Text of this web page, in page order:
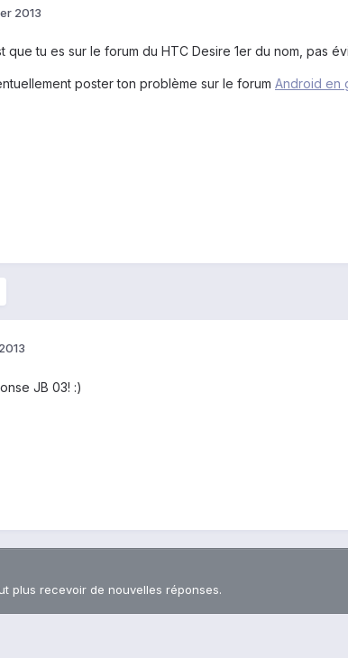
2013
que tu es sur le forum du HTC Desire 1er du nom, pas
poster ton problème sur le forum Android en
JB 03! :)
plus recevoir de nouvelles réponses.